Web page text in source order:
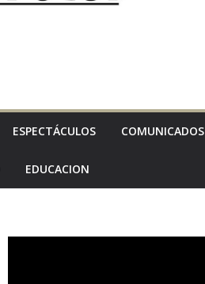
ESPECTÁCULOS COMUNICADOS
EDUCACION